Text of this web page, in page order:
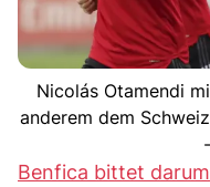
Nicolás Otamendi
anderem dem
Benfica bittet darum